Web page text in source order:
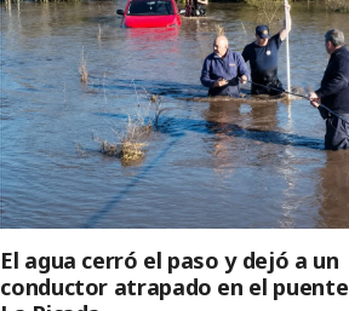
El agua cerró el paso y dejó a un
conductor atrapado en el puente